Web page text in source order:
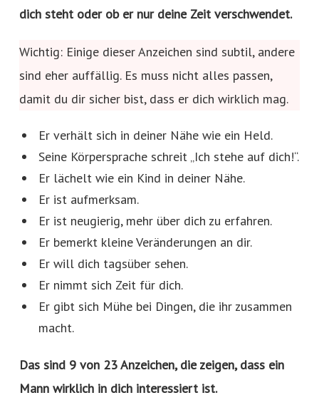
dich steht oder ob er nur deine Zeit verschwendet.
Wichtig: Einige dieser Anzeichen sind subtil, andere
sind eher auffällig. Es muss nicht alles passen,
damit du dir sicher bist, dass er dich wirklich mag.
Er verhält sich in deiner Nähe wie ein Held.
Seine Körpersprache schreit „Ich stehe auf dich!“.
Er lächelt wie ein Kind in deiner Nähe.
Er ist aufmerksam.
Er ist neugierig, mehr über dich zu erfahren.
Er bemerkt kleine Veränderungen an dir.
Er will dich tagsüber sehen.
Er nimmt sich Zeit für dich.
Er gibt sich Mühe bei Dingen, die ihr zusammen
macht.
Das sind 9 von 23 Anzeichen, die zeigen, dass ein
Mann wirklich in dich interessiert ist.